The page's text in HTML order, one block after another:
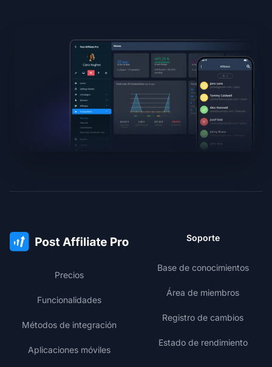
Precios
Funcionalidades
Métodos de integración
Aplicaciones móviles
Soporte
Base de conocimientos
Área de miembros
Registro de cambios
Estado de rendimiento